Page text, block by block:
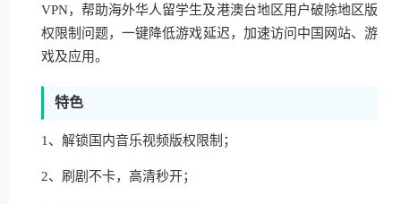
VPN，帮助海外华人留学生及港澳台地区用户破除地区版
权限制问题，一键降低游戏延迟，加速访问中国网站、游
戏及应用。
特色
1、解锁国内音乐视频版权限制；
2、刷剧不卡，高清秒开；